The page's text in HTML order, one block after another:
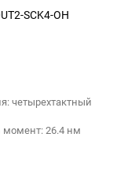
SCK4-OH
четырехтактный
26.4 нм